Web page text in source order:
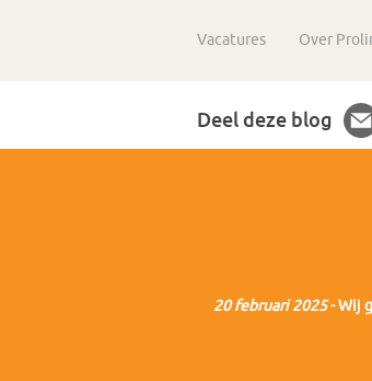
Vacatures Over
Deel deze blog
20 februari 2025- Wij